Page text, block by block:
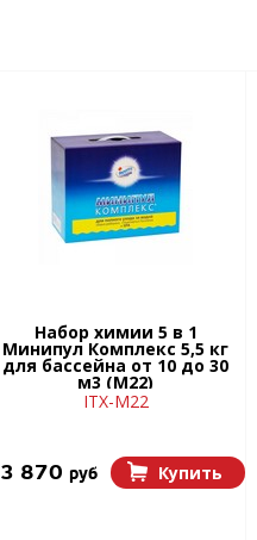
Набор химии 5 в 1
Минипул Комплекс 5,5 кг
для бассейна от 10 до 30
м3 (М22)
ITX-М22
3 870 руб Купить